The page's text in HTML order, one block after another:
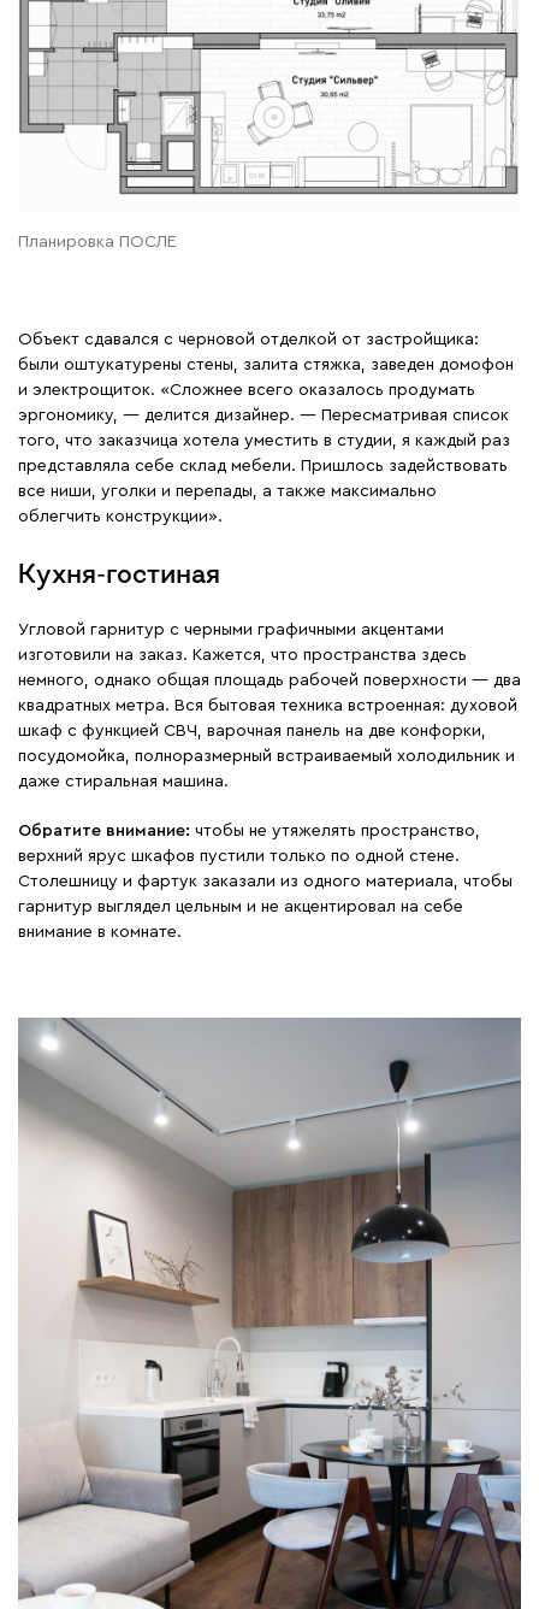
Планировка ПОСЛЕ
Объект сдавался с черновой отделкой от застройщика:
были оштукатурены стены, залита стяжка, заведен домофон
и электрощиток. «Сложнее всего оказалось продумать
эргономику, — делится дизайнер. — Пересматривая список
того, что заказчица хотела уместить в студии, я каждый раз
представляла себе склад мебели. Пришлось задействовать
все ниши, уголки и перепады, а также максимально
облегчить конструкции».
Кухня-гостиная
Угловой гарнитур с черными графичными акцентами
изготовили на заказ. Кажется, что пространства здесь
немного, однако общая площадь рабочей поверхности — два
квадратных метра. Вся бытовая техника встроенная: духовой
шкаф с функцией СВЧ, варочная панель на две конфорки,
посудомойка, полноразмерный встраиваемый холодильник и
даже стиральная машина.
Обратите внимание: чтобы не утяжелять пространство,
верхний ярус шкафов пустили только по одной стене.
Столешницу и фартук заказали из одного материала, чтобы
гарнитур выглядел цельным и не акцентировал на себе
внимание в комнате.